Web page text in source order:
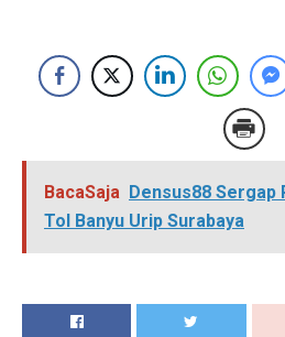
BacaSaja Densus88
Tol Banyu Urip Surabaya